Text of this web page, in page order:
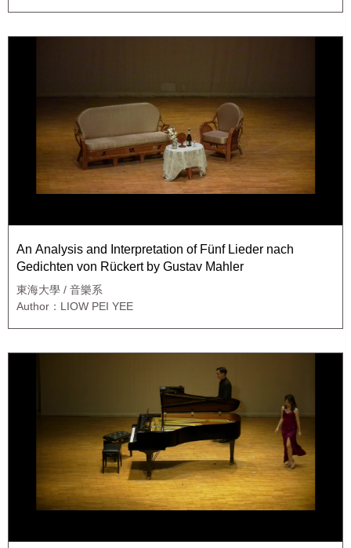
An Analysis and Interpretation of Fünf Lieder nach
Gedichten von Rückert by Gustav Mahler
東海大學 / 音樂系
Author：LIOW PEI YEE